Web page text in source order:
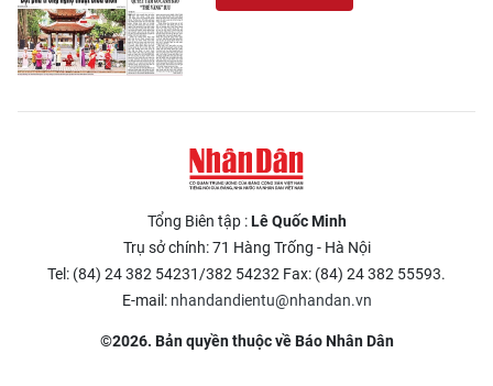
Tổng Biên tập :Lê Quốc Minh
Trụ sở chính: 71 Hàng Trống - Hà Nội
Tel: (84) 24 382 54231/382 54232 Fax: (84) 24 382 55593.
E-mail: nhandandientu@nhandan.vn
©2026. Bản quyền thuộc về Báo Nhân Dân